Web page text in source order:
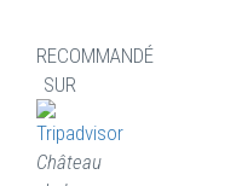
RECOMMANDÉ
SUR
Château